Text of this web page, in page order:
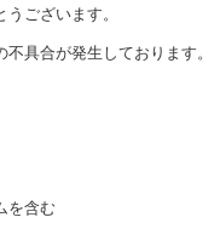
ございます。
具合が発生しております。
を含む